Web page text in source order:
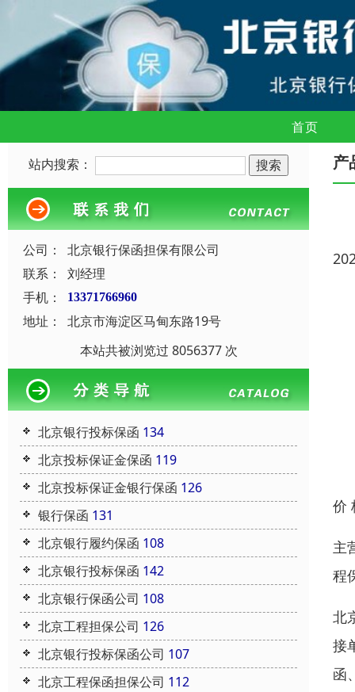
首页
站内搜索：
公司：
北京银行保函担保有限公司
联系：
刘经理
手机：
13371766960
地址：
北京市海淀区马甸东路19号
本站共被浏览过 8056377 次
北京银行投标保函 134
北京投标保证金保函 119
北京投标保证金银行保函 126
银行保函 131
北京银行履约保函 108
北京银行投标保函 142
北京银行保函公司 108
北京工程担保公司 126
北京银行投标保函公司 107
北京工程保函担保公司 112
产
价
主
程
北
接
函